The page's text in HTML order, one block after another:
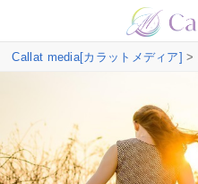
Callat media[カラットメディア] >